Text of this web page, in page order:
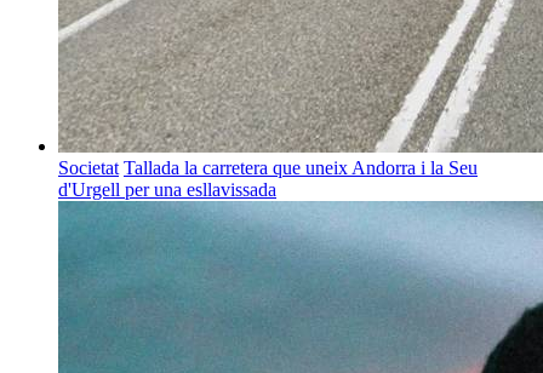
Societat Tallada la carretera que uneix Andorra i la Seu
d'Urgell per una esllavissada